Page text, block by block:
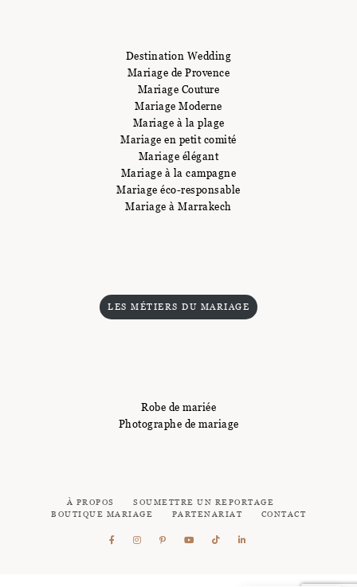
Destination Wedding
Mariage de Provence
Mariage Couture
Mariage Moderne
Mariage à la plage
Mariage en petit comité
Mariage élégant
Mariage à la campagne
Mariage éco-responsable
Mariage à Marrakech
LES MÉTIERS DU MARIAGE
Robe de mariée
Photographe de mariage
À PROPOS
SOUMETTRE UN REPORTAGE
BOUTIQUE MARIAGE
PARTENARIAT CONTACT